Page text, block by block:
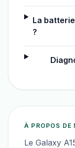
La
?
À PROPOS DE
Le Galaxy